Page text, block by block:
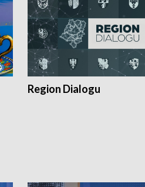
Region Dialogu